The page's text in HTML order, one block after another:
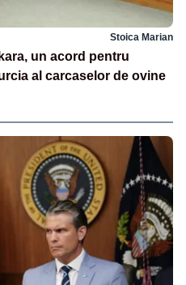
Stoica Marian
un acord pentru
al carcaselor de ovine